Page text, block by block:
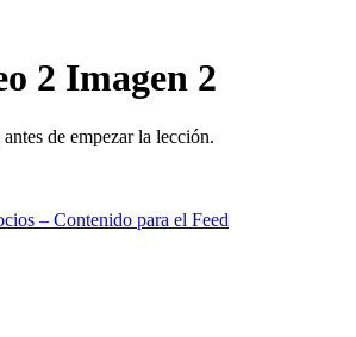
2 Imagen 2
antes de empezar la lección.
– Contenido para el Feed